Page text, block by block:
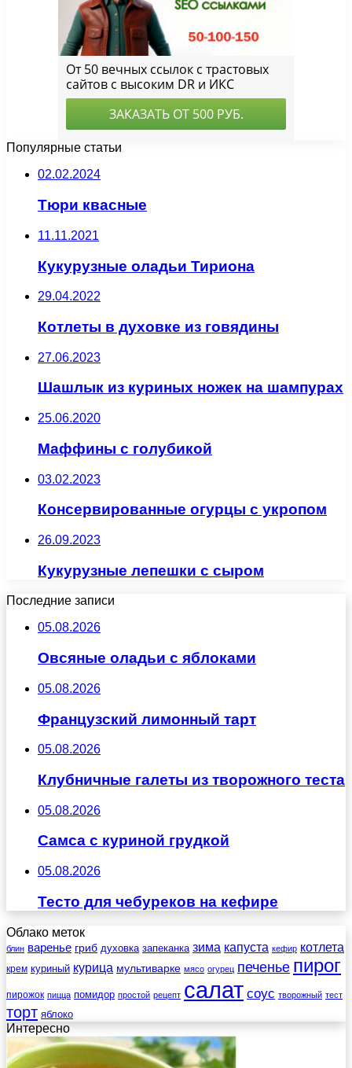
Популярные статьи
02.02.2024
Тюри квасные
11.11.2021
Кукурузные оладьи Тириона
29.04.2022
Котлеты в духовке из говядины
27.06.2023
Шашлык из куриных ножек на шампурах
25.06.2020
Маффины с голубикой
03.02.2023
Консервированные огурцы с укропом
26.09.2023
Кукурузные лепешки с сыром
Последние записи
05.08.2026
Овсяные оладьи с яблоками
05.08.2026
Французский лимонный тарт
05.08.2026
Клубничные галеты из творожного теста
05.08.2026
Самса с куриной грудкой
05.08.2026
Тесто для чебуреков на кефире
Облако меток
блин варенье гриб духовка запеканка зима капуста кефир котлета
крем куриный курица мультиварке мясо огурец печенье пирог
пирожок пицца помидор простой рецепт салат соус творожный тест
торт яблоко
Интересно